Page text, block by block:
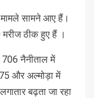
सामने आए हैं।
ठीक हुए हैं ।
706 नैनीताल में
और अल्मोड़ा में
बढ़ता जा रहा